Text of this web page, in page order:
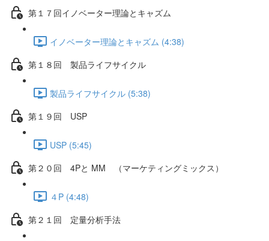
第１７回イノベーター理論とキャズム
イノベーター理論とキャズム (4:38)
第１８回 製品ライフサイクル
製品ライフサイクル (5:38)
第１９回 USP
USP (5:45)
第２０回 4Pと MM （マーケティングミックス）
４P (4:48)
第２１回 定量分析手法